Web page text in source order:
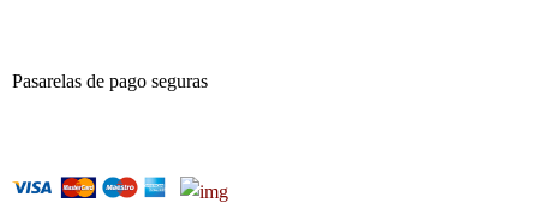
Pasarelas de pago seguras